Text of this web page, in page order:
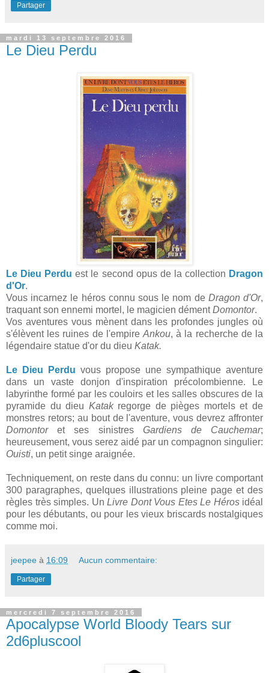
Partager
mardi 13 septembre 2016
Le Dieu Perdu
Le Dieu Perdu est le second opus de la collection Dragon
d'Or.
Vous incarnez le héros connu sous le nom de Dragon d'Or,
traquant son ennemi mortel, le magicien démentDomontor.
Vos aventures vous mènent dans les profondes jungles où
s'élèvent les ruines de l'empire Ankou, à la recherche de la
légendaire statue d'or du dieu Katak.
Le Dieu Perdu vous propose une sympathique aventure
dans un vaste donjon d'inspiration précolombienne. Le
labyrinthe formé par les couloirs et les salles obscures de la
pyramide du dieu Katak regorge de pièges mortels et de
monstres retors; au bout de l'aventure, vous devrez affronter
Domontoret ses sinistres Gardiens de Cauchemar;
heureusement, vous serez aidé par un compagnon singulier:
Ouisti, un petit singe araignée.
Techniquement, on reste dans du connu: un livre comportant
300 paragraphes, quelques illustrations pleine page et des
règles très simples. Un Livre Dont Vous Etes Le Hérosidéal
pour les débutants, ou pour les vieux briscards nostalgiques
comme moi.
jeepee à 16:09 Aucun commentaire:
Partager
mercredi 7 septembre 2016
Apocalypse World Bloody Tears sur
2d6pluscool